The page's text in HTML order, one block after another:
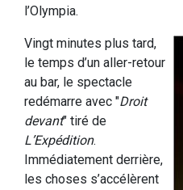
l’Olympia.
Vingt minutes plus tard,
le temps d’un aller-retour
au bar, le spectacle
redémarre avec "Droit
devant" tiré de
L’Expédition.
Immédiatement derrière,
les choses s’accélèrent